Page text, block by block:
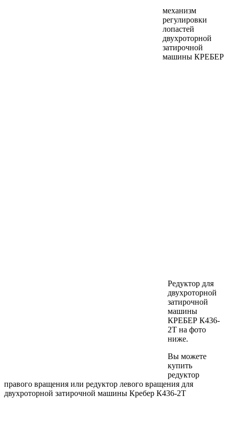
механизм
регулировки
лопастей
двухроторной
затирочной
машины КРЕБЕР
Редуктор для
двухроторной
затирочной
машины
КРЕБЕР К436-
2Т на фото
ниже.
Вы можете
купить
редуктор
правого вращения или редуктор левого вращения для
двухроторной затирочной машины Кребер К436-2Т